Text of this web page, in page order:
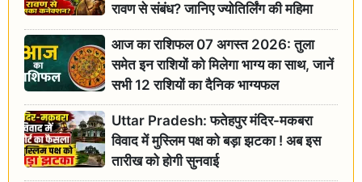
रावण से संबंध? जानिए ज्योतिर्लिंग की महिमा
आज का राशिफल 07 अगस्त 2026: तुला
समेत इन राशियों को मिलेगा भाग्य का साथ, जानें
सभी 12 राशियों का दैनिक भाग्यफल
Uttar Pradesh: फतेहपुर मंदिर-मकबरा
विवाद में मुस्लिम पक्ष को बड़ा झटका ! अब इस
तारीख को होगी सुनवाई